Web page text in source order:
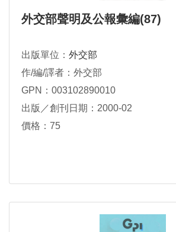
外交部聲明及公報彙編(87)
出版單位： 外交部
作/編/譯者：外交部
GPN：003102890010
出版／創刊日期：2000-02
價格：75